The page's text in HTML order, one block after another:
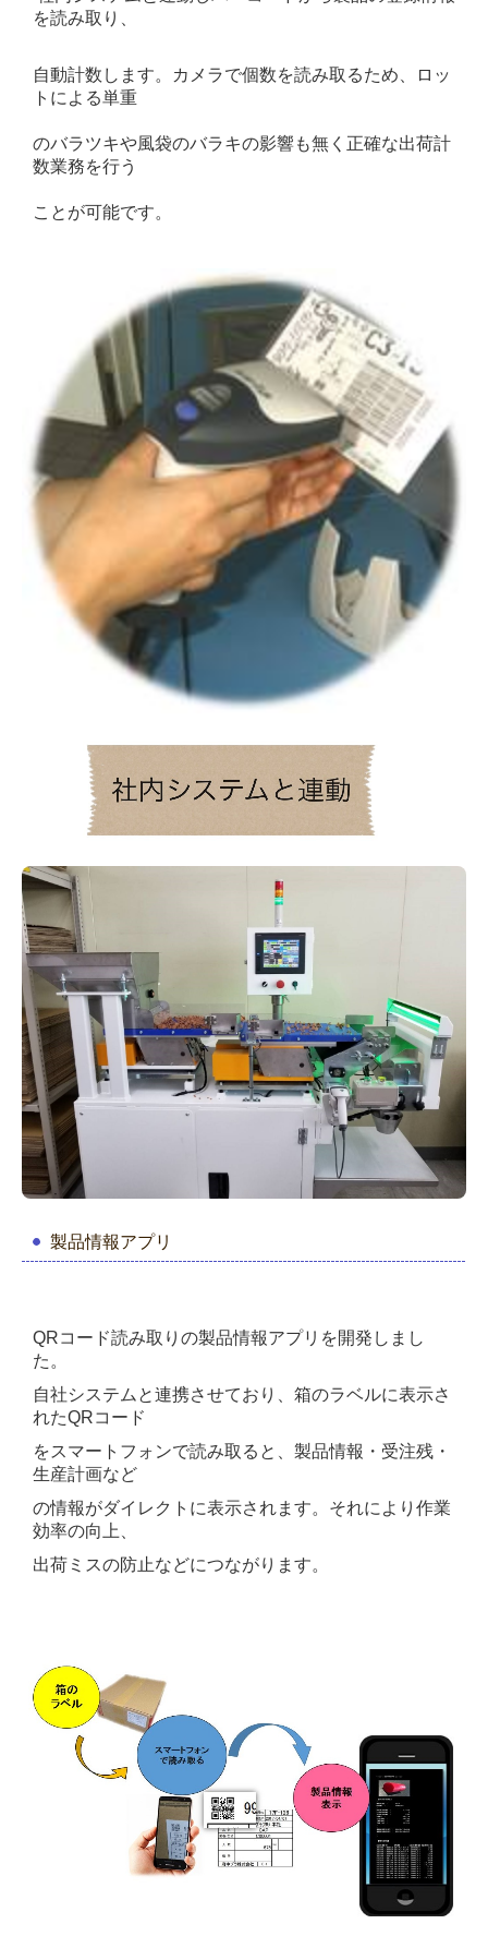
を読み取り、
自動計数します。
カメラで個数を読み取るため、ロッ
トによる単重
のバラツキや風袋のバラキの影響も無く正確な出荷計
数業務を行う
ことが可能です。
製品情報アプリ
QRコード読み取りの製品情報アプリを開発しまし
た。
自社システムと連携させており、 箱のラベルに表示さ
れたQRコード
をスマートフォンで読み取ると、 製品情報・受注残・
生産計画など
の情報がダイレクトに表示されます。 それにより作業
効率の向上、
出荷ミスの防止などにつながります。